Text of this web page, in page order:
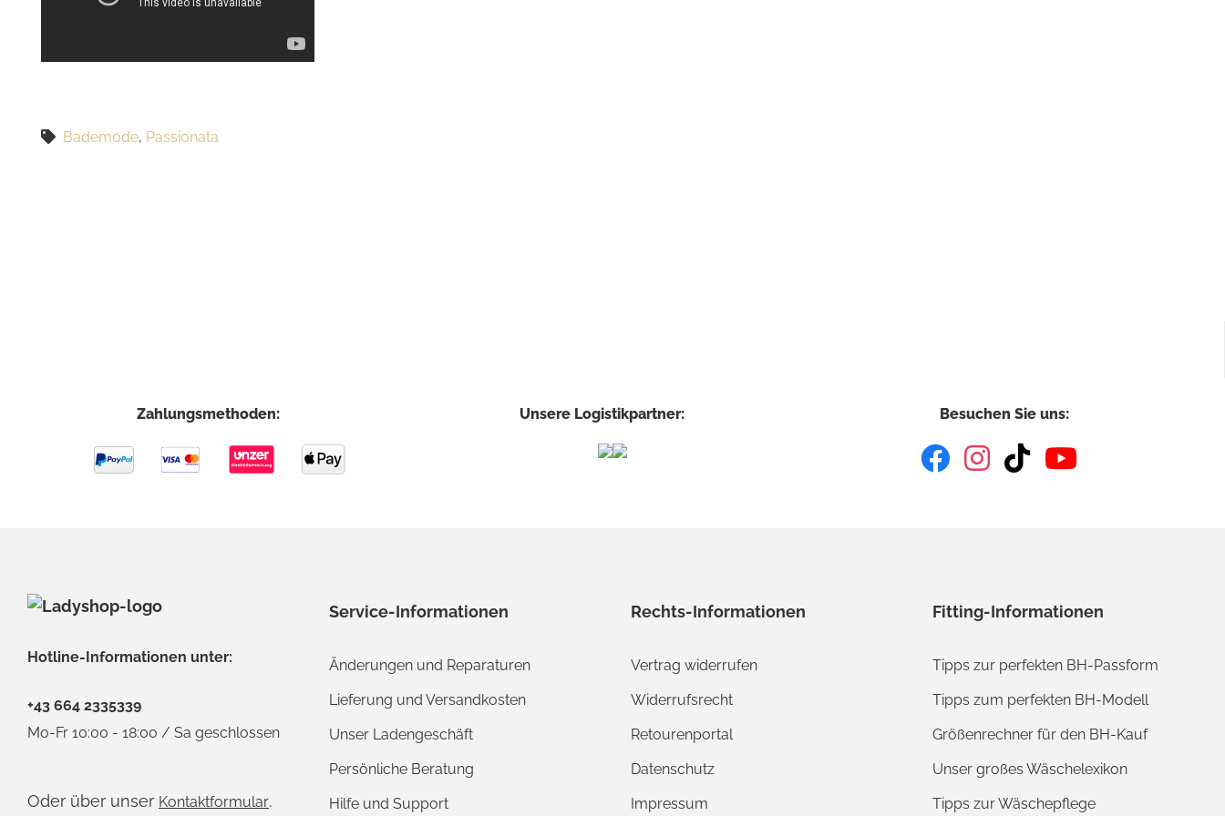
Bademode, Passionata
Zahlungsmethoden: Unsere Logistikpartner: Besuchen Sie uns:
Hotline-Informationen unter:
+43 664 2335339
Mo-Fr 10:00 - 18:00 / Sa geschlossen
Oder über unser Kontaktformular.
Service-Informationen
Änderungen und Reparaturen
Lieferung und Versandkosten
Unser Ladengeschäft
Persönliche Beratung
Hilfe und Support
Rechts-Informationen
Vertrag widerrufen
Widerrufsrecht
Retourenportal
Datenschutz
Impressum
Fitting-Informationen
Tipps zur perfekten BH-Passform
Tipps zum perfekten BH-Modell
Größenrechner für den BH-Kauf
Unser großes Wäschelexikon
Tipps zur Wäschepflege